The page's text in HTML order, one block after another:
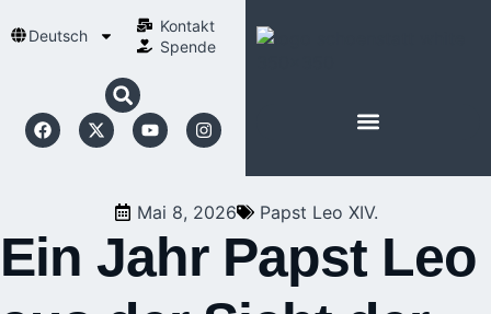
Deutsch
Kontakt
Spende
Mai 8, 2026 Papst Leo XIV.
Ein Jahr Papst Leo